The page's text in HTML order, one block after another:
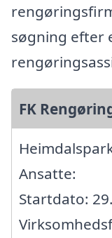
søgning efter
FK
Ansatte:
Startdato: